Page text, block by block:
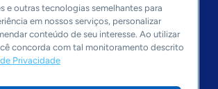
e outras tecnologias semelhantes para
em nossos serviços, personalizar
conteúdo de seu interesse. Ao utilizar
concorda com tal monitoramento descrito
Privacidade